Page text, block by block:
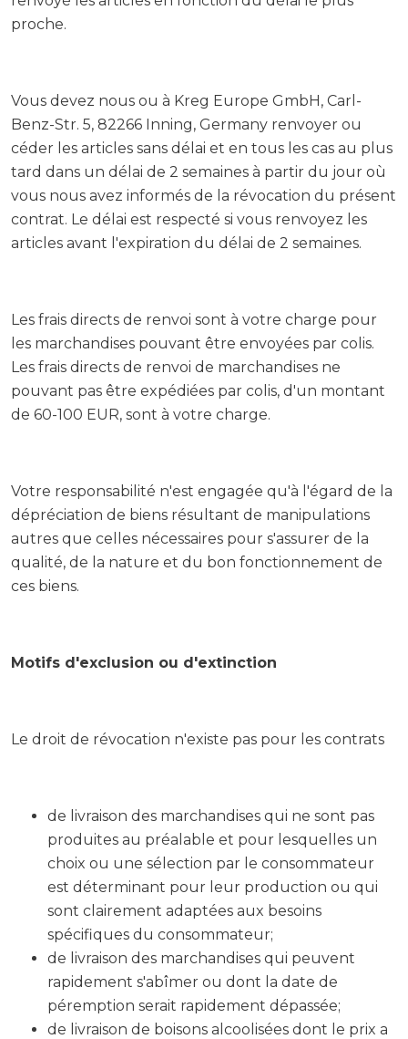
proche.
Vous devez nous ou à Kreg Europe GmbH, Carl-
Benz-Str. 5, 82266 Inning, Germany renvoyer ou
céder les articles sans délai et en tous les cas au plus
tard dans un délai de 2 semaines à partir du jour où
vous nous avez informés de la révocation du présent
contrat. Le délai est respecté si vous renvoyez les
articles avant l'expiration du délai de 2 semaines.
Les frais directs de renvoi sont à votre charge pour
les marchandises pouvant être envoyées par colis.
Les frais directs de renvoi de marchandises ne
pouvant pas être expédiées par colis, d'un montant
de 60-100 EUR, sont à votre charge.
Votre responsabilité n'est engagée qu'à l'égard de la
dépréciation de biens résultant de manipulations
autres que celles nécessaires pour s'assurer de la
qualité, de la nature et du bon fonctionnement de
ces biens.
Motifs d'exclusion ou d'extinction
Le droit de révocation n'existe pas pour les contrats
de livraison des marchandises qui ne sont pas
produites au préalable et pour lesquelles un
choix ou une sélection par le consommateur
est déterminant pour leur production ou qui
sont clairement adaptées aux besoins
spécifiques du consommateur;
de livraison des marchandises qui peuvent
rapidement s'abîmer ou dont la date de
péremption serait rapidement dépassée;
de livraison de boisons alcoolisées dont le prix a